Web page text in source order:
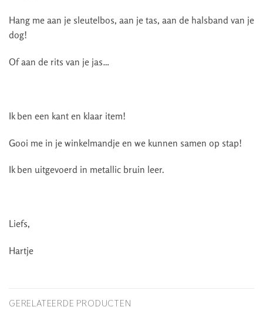
Hang me aan je sleutelbos, aan je tas, aan de halsband van je
dog!
Of aan de rits van je jas…
Ik ben een kant en klaar item!
Gooi me in je winkelmandje en we kunnen samen op stap!
Ik ben uitgevoerd in metallic bruin leer.
Liefs,
Hartje
GERELATEERDE PRODUCTEN